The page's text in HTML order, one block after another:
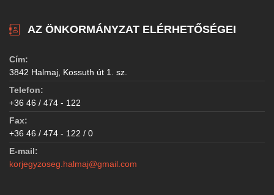
AZ ÖNKORMÁNYZAT ELÉRHETŐSÉGEI
Cím:
3842 Halmaj, Kossuth út 1. sz.
Telefon:
+36 46 / 474 - 122
Fax:
+36 46 / 474 - 122 / 0
E-mail:
korjegyzoseg.halmaj@gmail.com